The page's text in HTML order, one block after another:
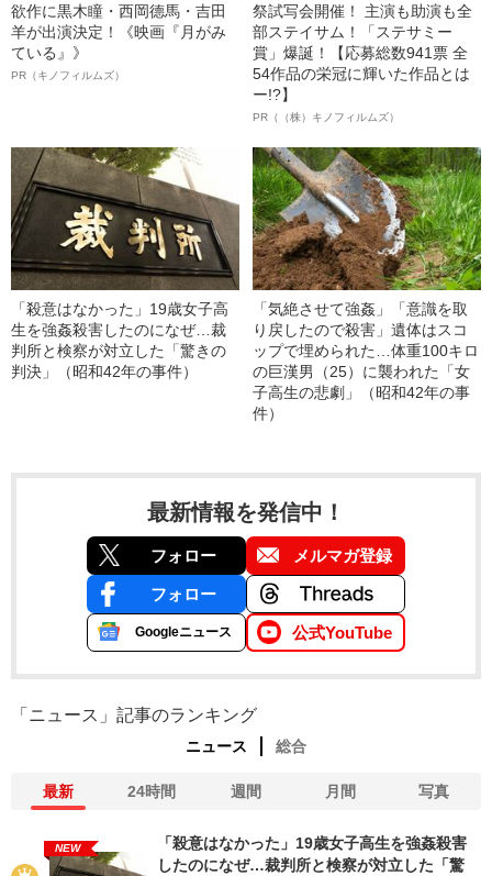
欲作に黒木瞳・西岡德馬・吉田
羊が出演決定！《映画『月がみ
ている』》
PR（キノフィルムズ）
祭試写会開催！ 主演も助演も全
部ステイサム！「ステサミー
賞」爆誕！【応募総数941票 全
54作品の栄冠に輝いた作品とは
ー!?】
PR（（株）キノフィルムズ）
「殺意はなかった」19歳女子高
生を強姦殺害したのになぜ…裁
判所と検察が対立した「驚きの
判決」（昭和42年の事件）
「気絶させて強姦」「意識を取
り戻したので殺害」遺体はスコ
ップで埋められた…体重100キロ
の巨漢男（25）に襲われた「女
子高生の悲劇」（昭和42年の事
件）
最新情報を発信中！
フォロー メルマガ登録
フォロー
Googleニュース 公式YouTube
「ニュース」記事のランキング
ニュース 総合
最新 24時間 週間 月間 写真
NEW
「殺意はなかった」19歳女子高生を強姦殺害
したのになぜ…裁判所と検察が対立した「驚